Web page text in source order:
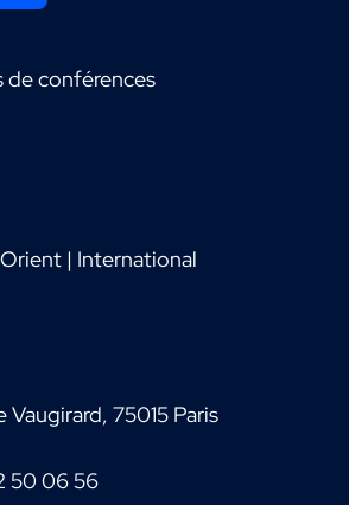
de conférences
| International
Vaugirard, 75015 Paris
50 06 56